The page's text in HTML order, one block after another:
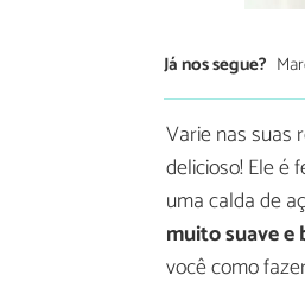
Já nos segue?
Varie nas suas
delicioso! Ele é
uma calda de
muito suave
você como